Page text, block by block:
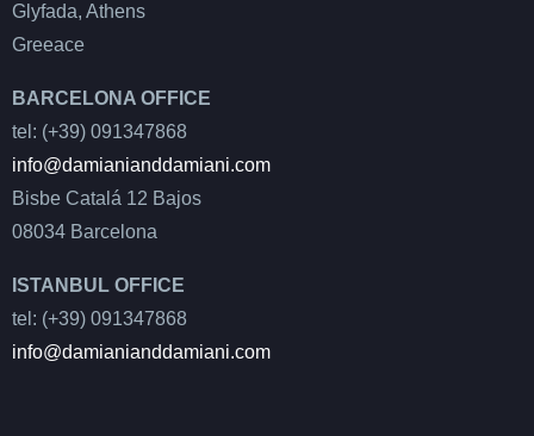
Glyfada, Athens
Greeace
BARCELONA OFFICE
tel: (+39) 091347868
info@damianianddamiani.com
Bisbe Catalá 12 Bajos
08034 Barcelona
ISTANBUL OFFICE
tel: (+39) 091347868
info@damianianddamiani.com